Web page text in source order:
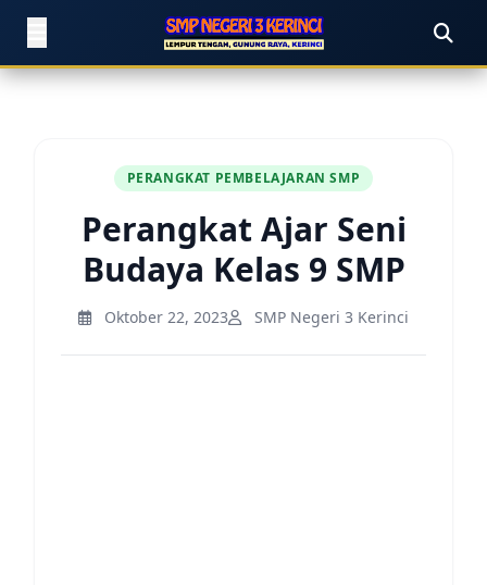
PERANGKAT PEMBELAJARAN SMP
Perangkat Ajar Seni
Budaya Kelas 9 SMP
Oktober 22, 2023 SMP Negeri 3 Kerinci